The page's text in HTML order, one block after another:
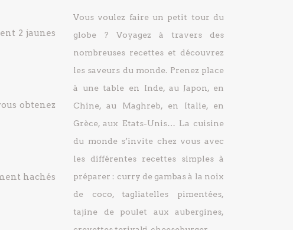
2 jaunes
obtenez
hachés
Vous voulez faire un petit tour du
globe ? Voyagez à travers des
nombreuses recettes et découvrez
les saveurs du monde. Prenez place
à une table en Inde, au Japon, en
Chine, au Maghreb, en Italie, en
Grèce, aux Etats-Unis… La cuisine
du monde s’invite chez vous avec
les différentes recettes simples à
préparer : curry de gambas à la noix
de coco, tagliatelles pimentées,
tajine de poulet aux aubergines,